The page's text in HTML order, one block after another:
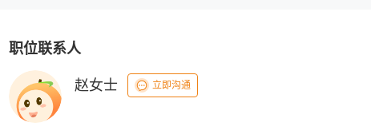
职位联系人
赵女士 立即沟通